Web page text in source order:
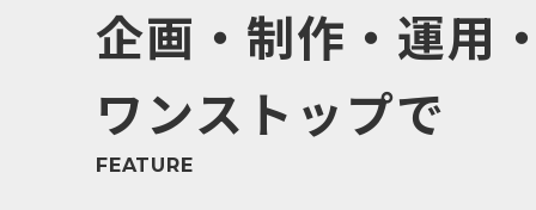
企画・制作・運用
ワンストップで
FEATURE